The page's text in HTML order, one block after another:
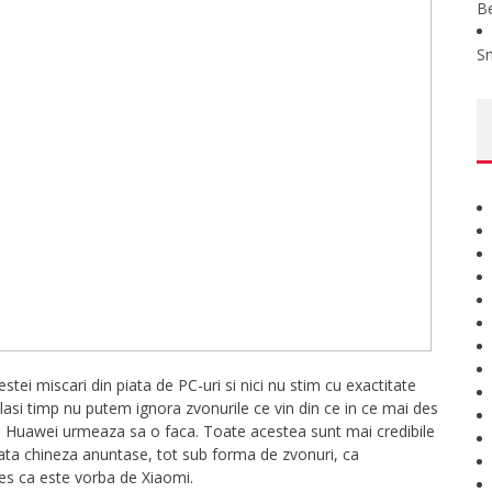
miscari din piata de PC-uri si nici nu stim cu exactitate
timp nu putem ignora zvonurile ce vin din ce in ce mai des
urmeaza sa o faca. Toate acestea sunt mai credibile
chineza anuntase, tot sub forma de zvonuri, ca
ca este vorba de Xiaomi.